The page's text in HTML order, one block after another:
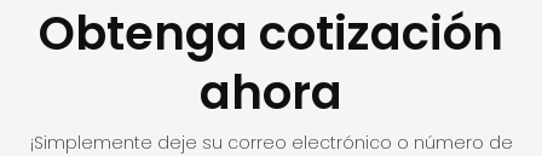
Obtenga cotización
ahora
¡Simplemente deje su correo electrónico o número de